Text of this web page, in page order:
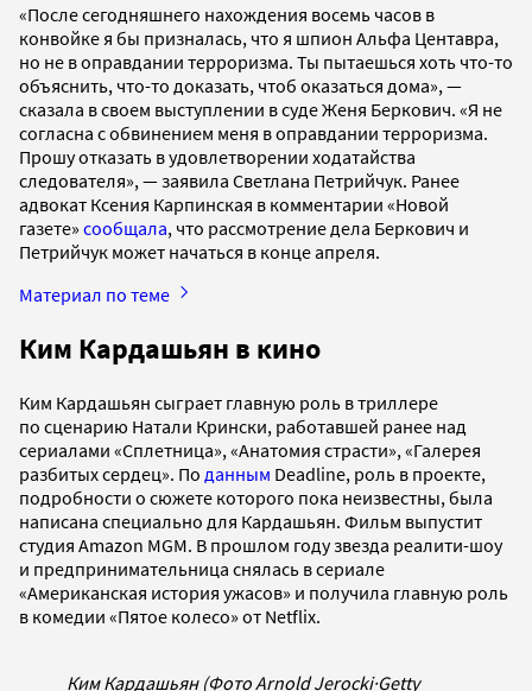
«После сегодняшнего нахождения восемь часов в
конвойке я бы призналась, что я шпион Альфа Центавра,
но не в оправдании терроризма. Ты пытаешься хоть что-то
объяснить, что-то доказать, чтоб оказаться дома», —
сказала в своем выступлении в суде Женя Беркович. «Я не
согласна с обвинением меня в оправдании терроризма.
Прошу отказать в удовлетворении ходатайства
следователя», — заявила Светлана Петрийчук. Ранее
адвокат Ксения Карпинская в комментарии «Новой
газете» сообщала, что рассмотрение дела Беркович и
Петрийчук может начаться в конце апреля.
Материал по теме
Ким Кардашьян в кино
Ким Кардашьян сыграет главную роль в триллере
по сценарию Натали Крински, работавшей ранее над
сериалами «Сплетница», «Анатомия страсти», «Галерея
разбитых сердец». По данным Deadline, роль в проекте,
подробности о сюжете которого пока неизвестны, была
написана специально для Кардашьян. Фильм выпустит
студия Amazon MGM. В прошлом году звезда реалити-шоу
и предпринимательница снялась в сериале
«Американская история ужасов» и получила главную роль
в комедии «Пятое колесо» от Netflix.
Ким Кардашьян (Фото Arnold Jerocki·Getty